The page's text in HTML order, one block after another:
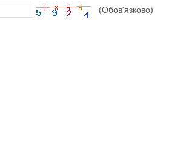
(Обов'язково)